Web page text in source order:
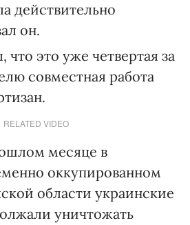
действительно
он.
что это уже четвертая за
совместная работа
RELATED VIDEO
месяце в
оккупированном
области украинские
уничтожать